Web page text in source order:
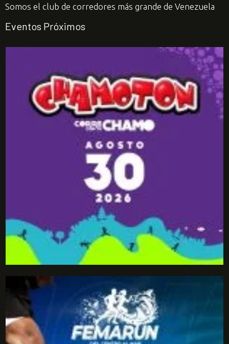
Somos el club de corredores más grande de Venezuela
Eventos Próximos